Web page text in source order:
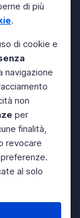
di più
.
di cookie e
navigazione
non
per
finalità,
revocare
al solo